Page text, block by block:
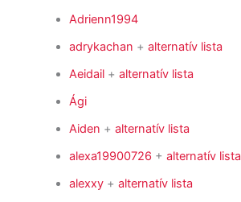
Adrienn1994
adrykachan +alternatív lista
Aeidail +alternatív lista
Ági
Aiden +alternatív lista
alexa19900726 +alternatív lista
alexxy +alternatív lista